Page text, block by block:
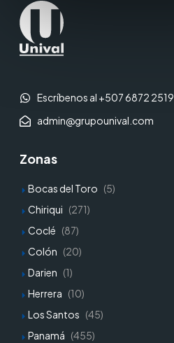
Escríbenos al +507 6872 2519
admin@grupounival.com
Zonas
Bocas del Toro (5)
Chiriqui (271)
Coclé (87)
Colón (20)
Darien (1)
Herrera (10)
Los Santos (45)
Panamá (455)